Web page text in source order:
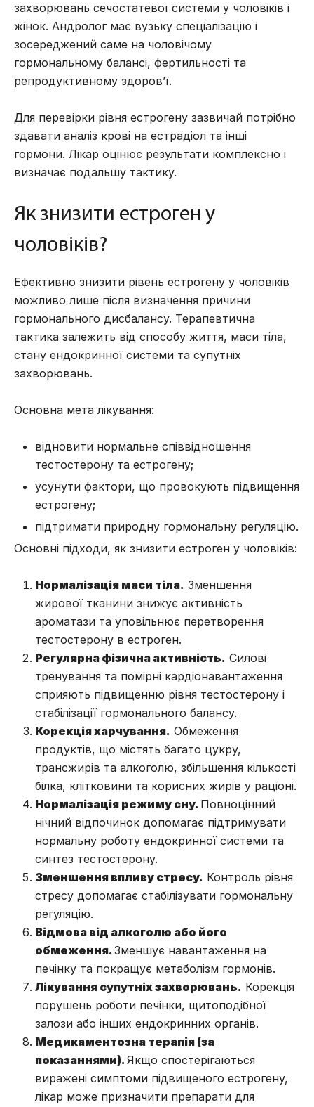
захворювань сечостатевої системи у чоловіків і
жінок. Андролог має вузьку спеціалізацію і
зосереджений саме на чоловічому
гормональному балансі, фертильності та
репродуктивному здоров’ї.
Для перевірки рівня естрогену зазвичай потрібно
здавати аналіз крові на естрадіол та інші
гормони. Лікар оцінює результати комплексно і
визначає подальшу тактику.
Як знизити естроген у
чоловіків?
Ефективно знизити рівень естрогену у чоловіків
можливо лише після визначення причини
гормонального дисбалансу. Терапевтична
тактика залежить від способу життя, маси тіла,
стану ендокринної системи та супутніх
захворювань.
Основна мета лікування:
відновити нормальне співвідношення
тестостерону та естрогену;
усунути фактори, що провокують підвищення
естрогену;
підтримати природну гормональну регуляцію.
Основні підходи, як знизити естроген у чоловіків:
Нормалізація маси тіла. Зменшення
жирової тканини знижує активність
ароматази та уповільнює перетворення
тестостерону в естроген.
Регулярна фізична активність. Силові
тренування та помірні кардіонавантаження
сприяють підвищенню рівня тестостерону і
стабілізації гормонального балансу.
Корекція харчування. Обмеження
продуктів, що містять багато цукру,
трансжирів та алкоголю, збільшення кількості
білка, клітковини та корисних жирів у раціоні.
Нормалізація режиму сну. Повноцінний
нічний відпочинок допомагає підтримувати
нормальну роботу ендокринної системи та
синтез тестостерону.
Зменшення впливу стресу. Контроль рівня
стресу допомагає стабілізувати гормональну
регуляцію.
Відмова від алкоголю або його
обмеження.Зменшує навантаження на
печінку та покращує метаболізм гормонів.
Лікування супутніх захворювань. Корекція
порушень роботи печінки, щитоподібної
залози або інших ендокринних органів.
Медикаментозна терапія (за
показаннями).Якщо спостерігаються
виражені симптоми підвищеного естрогену,
лікар може призначити препарати для